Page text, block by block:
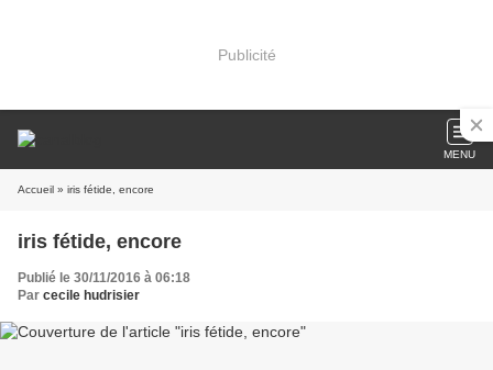
Publicité
MENU
Accueil » iris fétide, encore
iris fétide, encore
Publié le 30/11/2016 à 06:18
Par cecile hudrisier